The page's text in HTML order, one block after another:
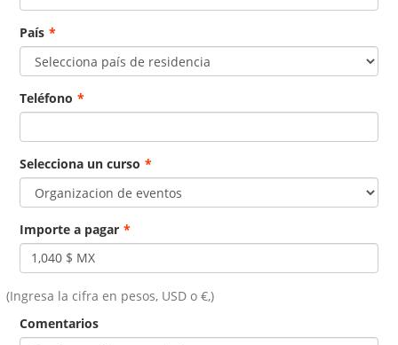
País *
Teléfono *
Selecciona un curso *
Importe a pagar *
(Ingresa la cifra en pesos, USD o €,)
Comentarios